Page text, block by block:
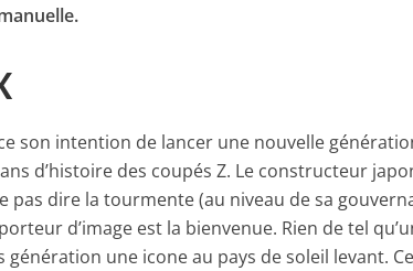
son intention de lancer une nouvelle
d’histoire des coupés Z. Le constructeur
pas dire la tourmente (au niveau de sa
d’image est la bienvenue. Rien de tel
une icone au pays de soleil levant. Ce